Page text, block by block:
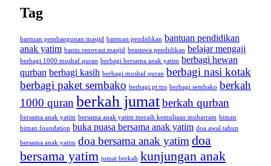
Tag
bantuan pembangunan masjid bantuan pendidikan bantuan pendidikan
anak yatim bantu renovasi masjid beasiswa pendidikan belajar mengaji
berbagi 1000 mushaf quran berbagi bersama anak yatim berbagi hewan
qurban berbagi kasih berbagi mushaf quran berbagi nasi kotak
berbagi paket sembako berbagi pt tns berbagi sembako berkah
1000 quranberkah jumatberkah qurban
bersama anak yatim bersama anak yatim meraih kemuliaan muharram biman
biman foundation buka puasa bersama anak yatim doa awal tahun
bersama anak yatim doa bersama anak yatimdoa
bersama yatim jumat berkah kunjungan anak